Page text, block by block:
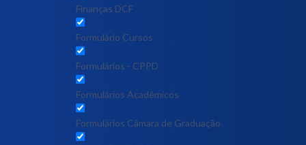
Finanças DCF
Formulário Cursos
Formulários - CPPD
Formulários Acadêmicos
Formulários Câmara de Graduação